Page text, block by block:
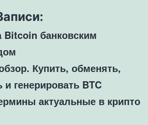
Bitcoin банковским
Купить, обменять,
и генерировать BTC
актуальные в крипто